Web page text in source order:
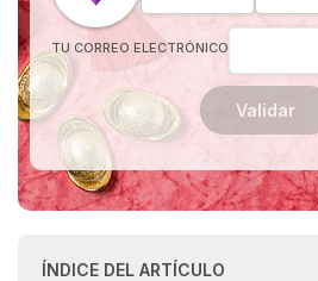
TU CORREO ELECTRÓNICO
Validar
ÍNDICE DEL ARTÍCULO